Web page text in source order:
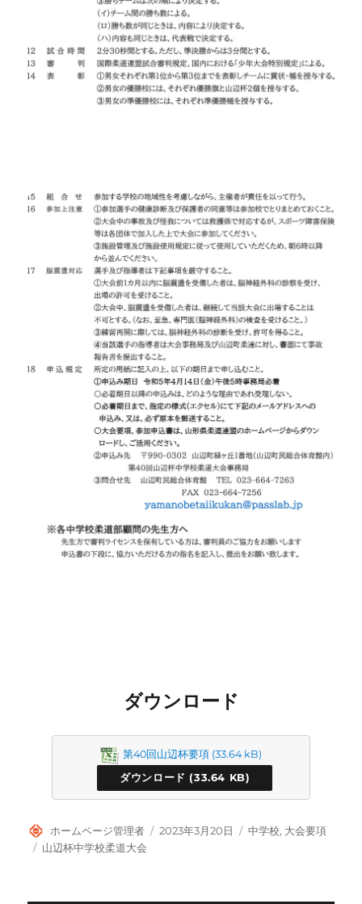
ダウンロード
第40回山辺杯要項
ダウンロード
投
稿
ホームページ管理者
投
2023年3月20日
カ
中学校, 大会要項
タ
山辺杯中学校柔道大会